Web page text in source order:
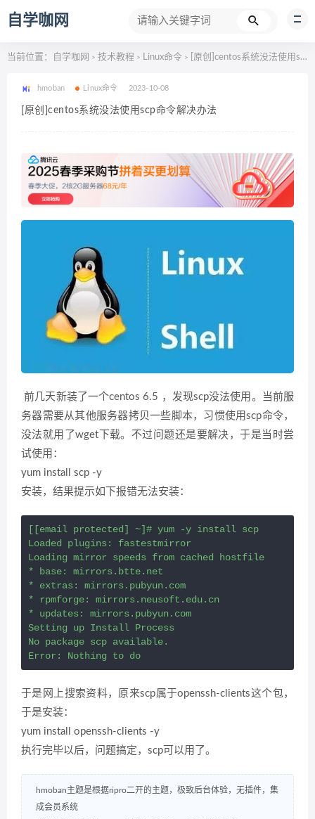
自学咖网
当前位置： 自学咖网 > 技术教程 > Linux命令 > [原创]centos系统没法使用scp命令解决办法
hmoban Linux命令 2023-10-08
[原创]centos系统没法使用scp命令解决办法
前几天新装了一个centos 6.5 ，发现scp没法使用。当前服
务器需要从其他服务器拷贝一些脚本，习惯使用scp命令，
没法就用了wget下载。不过问题还是要解决，于是当时尝
试使用：
yum install scp -y
安装，结果提示如下报错无法安装：
[[email protected] ~]# yum -y install scp
Loaded plugins: fastestmirror
Loading mirror speeds from cached hostfile
* base: mirrors.btte.net
* extras: mirrors.pubyun.com
* rpmforge: mirrors.neusoft.edu.cn
* updates: mirrors.pubyun.com
Setting up Install Process
No package scp available.
于是网上搜索资料，原来scp属于openssh-clients这个包，
于是安装：
yum install openssh-clients -y
执行完毕以后，问题搞定，scp可以用了。
hmoban主题是根据ripro二开的主题，极致后台体验，无插件，集
成会员系统